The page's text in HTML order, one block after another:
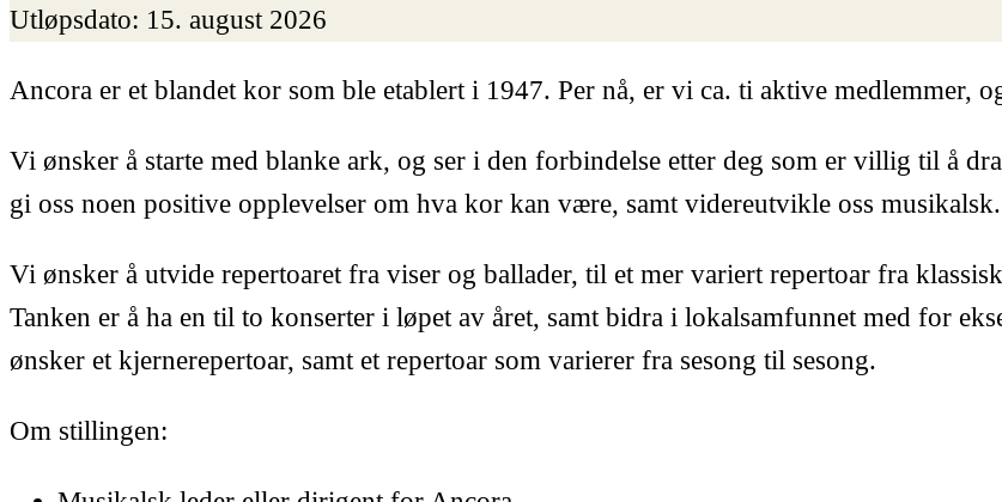
Utløpsdato: 15. august 2026
Ancora er et blandet kor som ble etablert i 1947. Per nå, er vi ca. ti aktive medlemmer,
Vi ønsker å starte med blanke ark, og ser i den forbindelse etter deg som er villig til å
gi oss noen positive opplevelser om hva kor kan være, samt videreutvikle oss musikalsk.
Vi ønsker å utvide repertoaret fra viser og ballader, til et mer variert repertoar fra
Tanken er å ha en til to konserter i løpet av året, samt bidra i lokalsamfunnet med for
ønsker et kjernerepertoar, samt et repertoar som varierer fra sesong til sesong.
Om stillingen: